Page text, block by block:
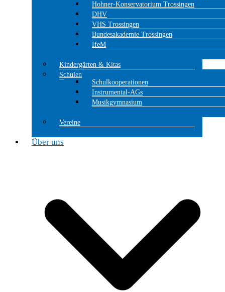
Hohner-Konservatorium Trossingen
DHV
VHS Trossingen
Bundesakademie Trossingen
IfeM
Kindergärten & Kitas
Schulen
Schulkooperationen
Instrumental-AGs
Musikgymnasium
Vereine
Über uns